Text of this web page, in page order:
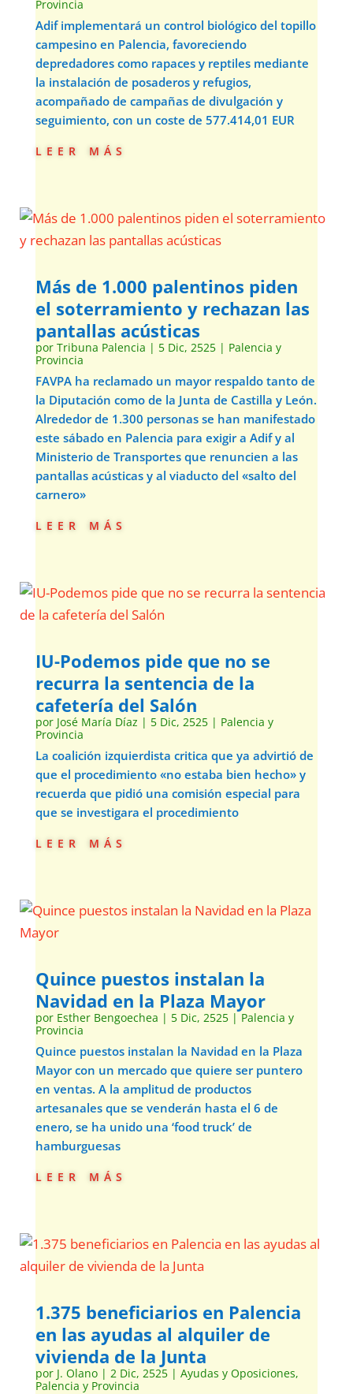
Provincia
Adif implementará un control biológico del topillo
campesino en Palencia, favoreciendo
depredadores como rapaces y reptiles mediante
la instalación de posaderos y refugios,
acompañado de campañas de divulgación y
seguimiento, con un coste de 577.414,01 EUR
leer más
Más de 1.000 palentinos piden
el soterramiento y rechazan las
pantallas acústicas
por Tribuna Palencia | 5 Dic, 2525| Palencia y
Provincia
FAVPA ha reclamado un mayor respaldo tanto de
la Diputación como de la Junta de Castilla y León.
Alrededor de 1.300 personas se han manifestado
este sábado en Palencia para exigir a Adif y al
Ministerio de Transportes que renuncien a las
pantallas acústicas y al viaducto del «salto del
carnero»
leer más
IU-Podemos pide que no se
recurra la sentencia de la
cafetería del Salón
por José María Díaz | 5 Dic, 2525| Palencia y
Provincia
La coalición izquierdista critica que ya advirtió de
que el procedimiento «no estaba bien hecho» y
recuerda que pidió una comisión especial para
que se investigara el procedimiento
leer más
Quince puestos instalan la
Navidad en la Plaza Mayor
por Esther Bengoechea | 5 Dic, 2525| Palencia y
Provincia
Quince puestos instalan la Navidad en la Plaza
Mayor con un mercado que quiere ser puntero
en ventas. A la amplitud de productos
artesanales que se venderán hasta el 6 de
enero, se ha unido una ‘food truck’ de
hamburguesas
leer más
1.375 beneficiarios en Palencia
en las ayudas al alquiler de
vivienda de la Junta
por J. Olano| 2 Dic, 2525| Ayudas y Oposiciones,
Palencia y Provincia